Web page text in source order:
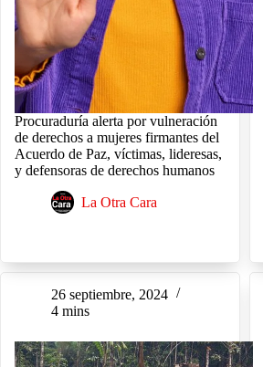
Procuraduría alerta por vulneración
de derechos a mujeres firmantes del
Acuerdo de Paz, víctimas, lideresas,
y defensoras de derechos humanos
La Otra Cara
26 septiembre, 2024
4 mins